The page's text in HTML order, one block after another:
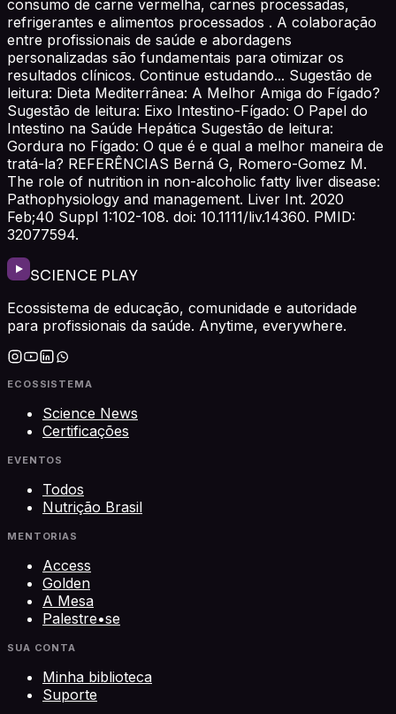
consumo de carne vermelha, carnes processadas,
refrigerantes e alimentos processados . A colaboração
entre profissionais de saúde e abordagens
personalizadas são fundamentais para otimizar os
resultados clínicos. Continue estudando... Sugestão de
leitura: Dieta Mediterrânea: A Melhor Amiga do Fígado?
Sugestão de leitura: Eixo Intestino-Fígado: O Papel do
Intestino na Saúde Hepática Sugestão de leitura:
Gordura no Fígado: O que é e qual a melhor maneira de
tratá-la? REFERÊNCIAS Berná G, Romero-Gomez M.
The role of nutrition in non-alcoholic fatty liver disease:
Pathophysiology and management. Liver Int. 2020
Feb;40 Suppl 1:102-108. doi: 10.1111/liv.14360. PMID:
32077594.
SCIENCE PLAY
Ecossistema de educação, comunidade e autoridade
para profissionais da saúde. Anytime, everywhere.
ECOSSISTEMA
Science News
Certificações
EVENTOS
Todos
Nutrição Brasil
MENTORIAS
Access
Golden
A Mesa
Palestre•se
SUA CONTA
Minha biblioteca
Suporte